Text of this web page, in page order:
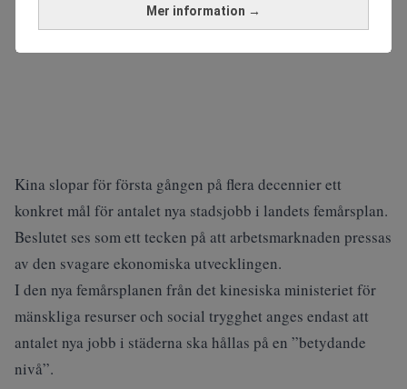
Mer information →
Kina slopar för första gången på flera decennier ett
konkret mål för antalet nya stadsjobb i landets femårsplan.
Beslutet ses som ett tecken på att arbetsmarknaden pressas
av den svagare ekonomiska utvecklingen.
I den nya femårsplanen från det kinesiska ministeriet för
mänskliga resurser och social trygghet anges endast att
antalet nya jobb i städerna ska hållas på en ”betydande
nivå”.